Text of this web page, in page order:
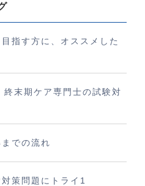
指す方に、オススメした
終末期ケア専門士の試験対
での流れ
策問題にトライ1